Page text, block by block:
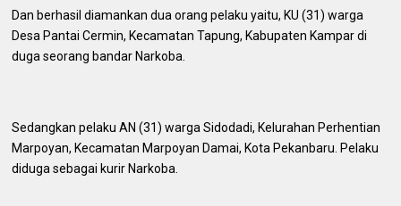
Dan berhasil diamankan dua orang pelaku yaitu, KU (31) warga
Desa Pantai Cermin, Kecamatan Tapung, Kabupaten Kampar di
duga seorang bandar Narkoba.
Sedangkan pelaku AN (31) warga Sidodadi, Kelurahan Perhentian
Marpoyan, Kecamatan Marpoyan Damai, Kota Pekanbaru. Pelaku
diduga sebagai kurir Narkoba.